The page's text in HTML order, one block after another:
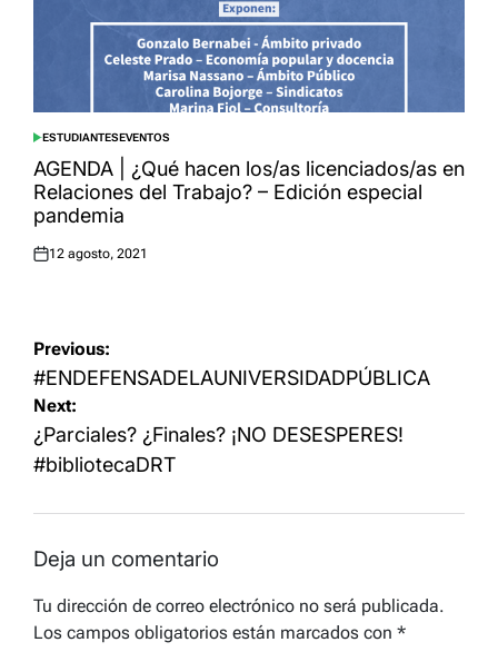
POSTED
IN
ESTUDIANTESEVENTOS
AGENDA | ¿Qué hacen los/as licenciados/as en
Relaciones del Trabajo? – Edición especial
pandemia
Posted
12 agosto, 2021
Navegación
de
entradas
Previous:
#ENDEFENSADELAUNIVERSIDADPÚBLICA
Next:
¿Parciales? ¿Finales? ¡NO DESESPERES!
#bibliotecaDRT
Deja un comentario
Tu dirección de correo electrónico no será publicada.
Los campos obligatorios están marcados con *